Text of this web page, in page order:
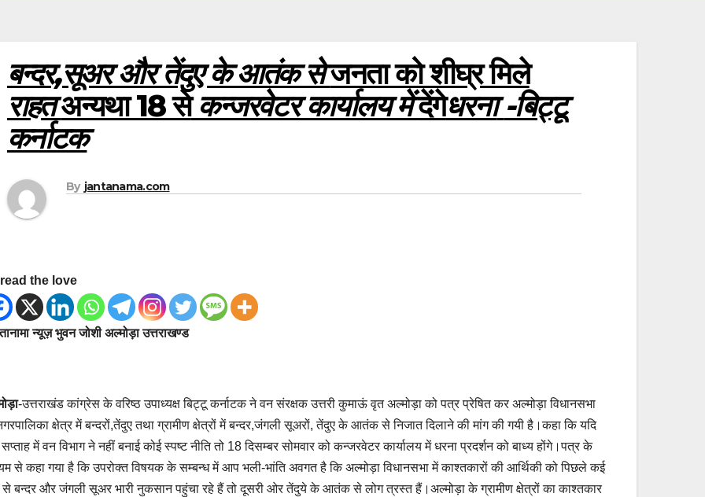
बन्दर,सूअर और तेंदुए के आतंक सेजनता को शीघ्र मिले
राहतअन्यथा 18 सेकन्जरवेटर कार्यालय मेंदेंगेधरना-बिट्टू
कर्नाटक
By jantanama.com
the love
न्यूज़ भुवन जोशी अल्मोड़ा उत्तराखण्ड
-उत्तराखंड कांग्रेस के वरिष्ठ उपाध्यक्ष बिट्टू कर्नाटक ने वन संरक्षक उत्तरी कुमाऊं वृत अल्मोड़ा को पत्र प्रेषित कर अल्मोड़ा विधानसभा
क्षेत्र में बन्दरों,तेंदुए तथा ग्रामीण क्षेत्रों में बन्दर,जंगली सूअरों, तेंदुए के आतंक से निजात दिलाने की मांग की गयी है।कहा कि यदि
में वन विभाग ने नहीं बनाई कोई स्पष्ट नीति तो 18 दिसम्बर सोमवार को कन्जरवेटर कार्यालय में धरना प्रदर्शन को बाध्य होंगे।पत्र के
से कहा गया है कि उपरोक्त विषयक के सम्बन्ध में आप भली-भांति अवगत है कि अल्मोड़ा विधानसभा में काश्तकारों की आर्थिकी को पिछले कई
से बन्दर और जंगली सूअर भारी नुकसान पहुंचा रहे हैं तो दूसरी ओर तेंदुये के आतंक से लोग त्रस्त हैं।अल्मोड़ा के ग्रामीण क्षेत्रों का काश्तकार